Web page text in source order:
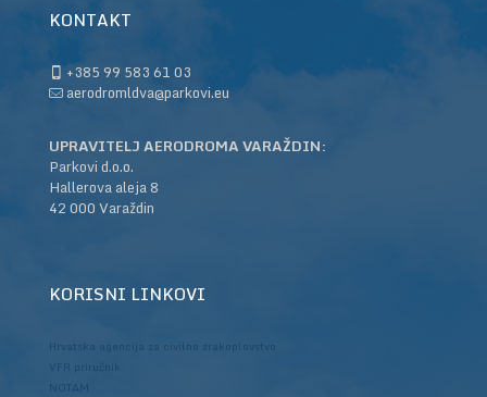
KONTAKT
+385 99 583 61 03
aerodromldva@parkovi.eu
UPRAVITELJ AERODROMA VARAŽDIN:
Parkovi d.o.o.
Hallerova aleja 8
42 000 Varaždin
KORISNI LINKOVI
Hrvatska agencija za civilno zrakoplovstvo
VFR priručnik
NOTAM